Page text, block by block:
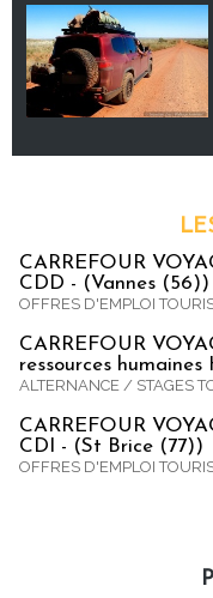
CARREFOUR
CDD - (Vannes (56))
OFFRES D'EMPLOI
CARREFOUR
ressources
ALTERNANCE / STAGES
CARREFOUR
CDI - (St Brice (77))
OFFRES D'EMPLOI